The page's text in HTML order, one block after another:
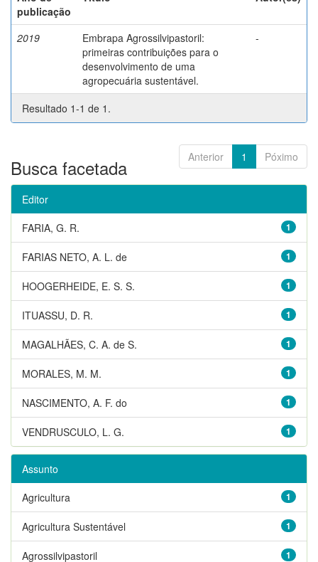
publicação
2019
Embrapa Agrossilvipastoril:
primeiras contribuições para o
desenvolvimento de uma
agropecuária sustentável.
-
Resultado 1-1 de 1.
Anterior 1 Póximo
Busca facetada
Editor
1
FARIA, G. R.
1
FARIAS NETO, A. L. de
1
HOOGERHEIDE, E. S. S.
1
ITUASSU, D. R.
1
MAGALHÃES, C. A. de S.
1
MORALES, M. M.
1
NASCIMENTO, A. F. do
1
VENDRUSCULO, L. G.
Assunto
1
Agricultura
1
Agricultura Sustentável
1
Agrossilvipastoril